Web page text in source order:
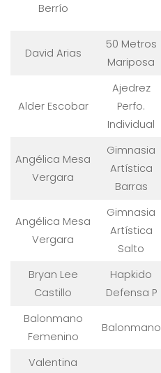
Berrío
David Arias
50 Metros
Mariposa
Alder Escobar
Ajedrez
Perfo.
Individual
Angélica Mesa
Vergara
Gimnasia
Artística
Barras
Angélica Mesa
Vergara
Gimnasia
Artística
Salto
Bryan Lee
Castillo
Hapkido
Defensa P
Balonmano
Femenino
Balonmano
Valentina